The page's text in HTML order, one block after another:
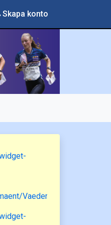
Skapa konto